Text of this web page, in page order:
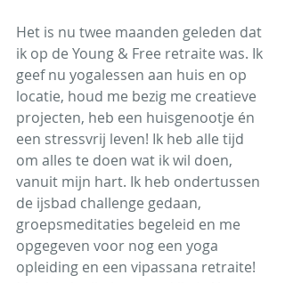
Het is nu twee maanden geleden dat
ik op de Young & Free retraite was. Ik
geef nu yogalessen aan huis en op
locatie, houd me bezig me creatieve
projecten, heb een huisgenootje én
een stressvrij leven! Ik heb alle tijd
om alles te doen wat ik wil doen,
vanuit mijn hart. Ik heb ondertussen
de ijsbad challenge gedaan,
groepsmeditaties begeleid en me
opgegeven voor nog een yoga
opleiding en een vipassana retraite!